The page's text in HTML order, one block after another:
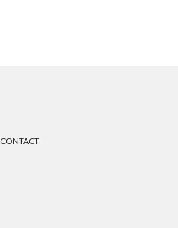
CONTACT